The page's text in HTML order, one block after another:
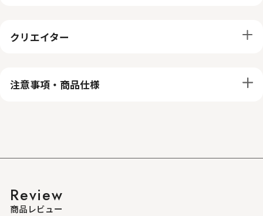
クリエイター
注意事項・商品仕様
Review
商品レビュー